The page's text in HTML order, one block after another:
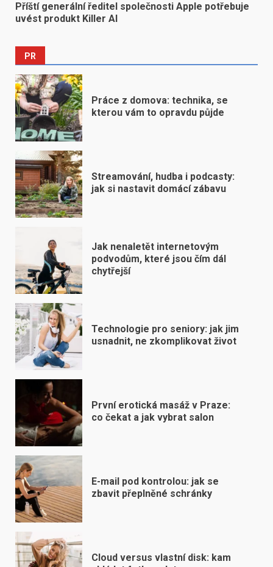
Příští generální ředitel společnosti Apple potřebuje
uvést produkt Killer AI
PR
Práce z domova: technika, se
kterou vám to opravdu půjde
Streamování, hudba i podcasty:
jak si nastavit domácí zábavu
Jak nenaletět internetovým
podvodům, které jsou čím dál
chytřejší
Technologie pro seniory: jak jim
usnadnit, ne zkomplikovat život
První erotická masáž v Praze:
co čekat a jak vybrat salon
E-mail pod kontrolou: jak se
zbavit přeplněné schránky
Cloud versus vlastní disk: kam